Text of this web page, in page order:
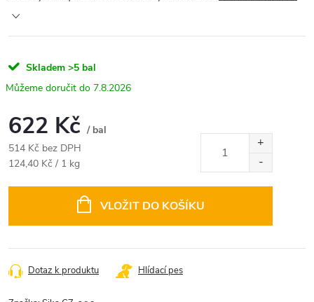
Skladem >5 bal
7.8.2026
622 Kč / bal
514 Kč bez DPH
Měrná
124,40 Kč / 1 kg
VLOŽIT DO KOŠÍKU
Dotaz k produktu Hlídací pes